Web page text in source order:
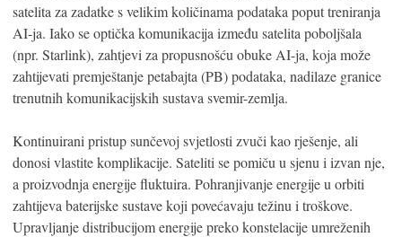
satelita za zadatke s velikim količinama podataka poput treniranja
AI-ja. Iako se optička komunikacija između satelita poboljšala
(npr. Starlink), zahtjevi za propusnošću obuke AI-ja, koja može
zahtijevati premještanje petabajta (PB) podataka, nadilaze granice
trenutnih komunikacijskih sustava svemir-zemlja.
Kontinuirani pristup sunčevoj svjetlosti zvuči kao rješenje, ali
donosi vlastite komplikacije. Sateliti se pomiču u sjenu i izvan nje,
a proizvodnja energije fluktuira. Pohranjivanje energije u orbiti
zahtijeva baterijske sustave koji povećavaju težinu i troškove.
Upravljanje distribucijom energije preko konstelacije umreženih